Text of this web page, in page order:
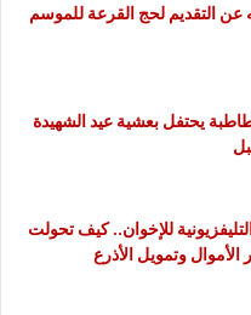
عن التقديم لحج القرعة للموسم
يحتفل بعشية عيد الشهيدة
للإخوان.. كيف تحولت
الأموال وتمويل الأذرع